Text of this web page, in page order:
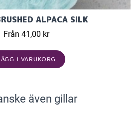
ALPACA SILK
Från 41,00 kr
I VARUKORG
även gillar